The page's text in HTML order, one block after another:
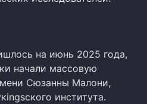
на июнь 2025 года,
начали массовую
Сюзанны Малони,
института.